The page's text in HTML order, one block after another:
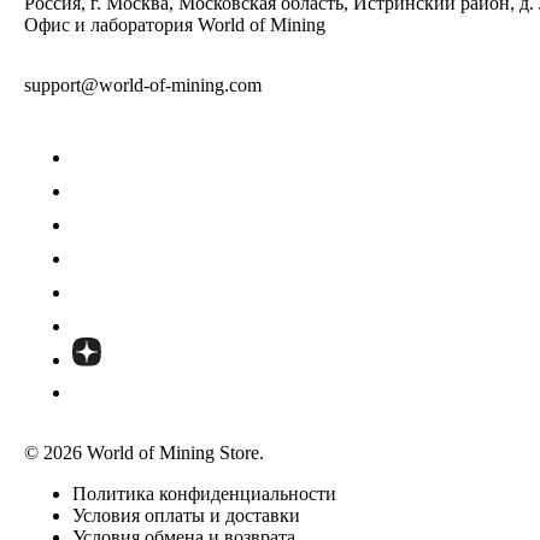
Офис и лаборатория World of Mining
support@world-of-mining.com
© 2026 World of Mining Store.
Политика конфиденциальности
Условия оплаты и доставки